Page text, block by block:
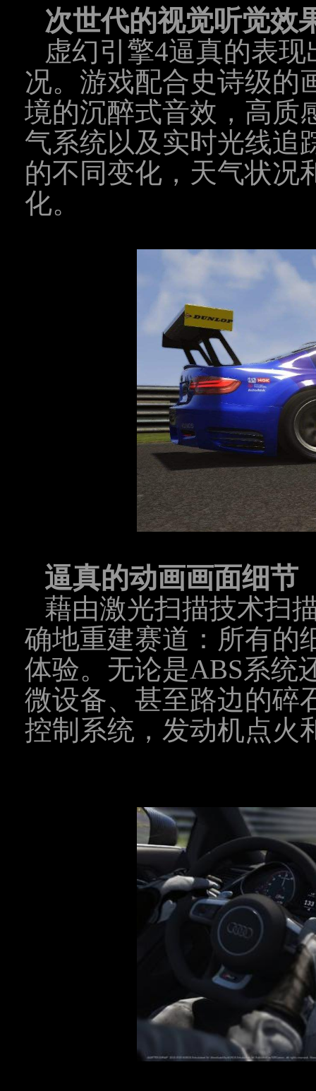
次世代的视觉听觉效
虚幻引擎4逼真的表
况。游戏配合史诗级的
境的沉醉式音效，高质
气系统以及实时光线追
的不同变化，天气状况
化。
逼真的动画画面细节
藉由激光扫描技术扫
确地重建赛道：所有的
体验。无论是ABS系统
微设备、甚至路边的碎
控制系统，发动机点火